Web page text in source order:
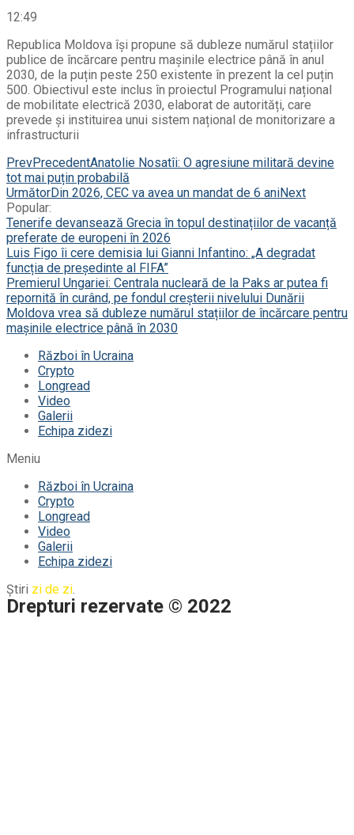
12:49
Republica Moldova își propune să dubleze numărul stațiilor
publice de încărcare pentru mașinile electrice până în anul
2030, de la puțin peste 250 existente în prezent la cel puțin
500. Obiectivul este inclus în proiectul Programului național
de mobilitate electrică 2030, elaborat de autorități, care
prevede și instituirea unui sistem național de monitorizare a
infrastructurii
PrevPrecedentAnatolie Nosatîi: O agresiune militară devine
tot mai puțin probabilă
UrmătorDin 2026, CEC va avea un mandat de 6 aniNext
Popular:
Tenerife devansează Grecia în topul destinațiilor de vacanță
preferate de europeni în 2026
Luis Figo îi cere demisia lui Gianni Infantino: „A degradat
funcția de președinte al FIFA”
Premierul Ungariei: Centrala nucleară de la Paks ar putea fi
repornită în curând, pe fondul creșterii nivelului Dunării
Moldova vrea să dubleze numărul stațiilor de încărcare pentru
mașinile electrice până în 2030
Război în Ucraina
Crypto
Longread
Video
Galerii
Echipa zidezi
Meniu
Război în Ucraina
Crypto
Longread
Video
Galerii
Echipa zidezi
Știri zi de zi.
Drepturi rezervate © 2022